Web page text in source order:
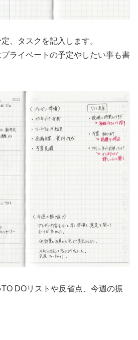
、タスクを記入します。
ライベートの予定やしたい事も書
DOリストや反省点、今週の振